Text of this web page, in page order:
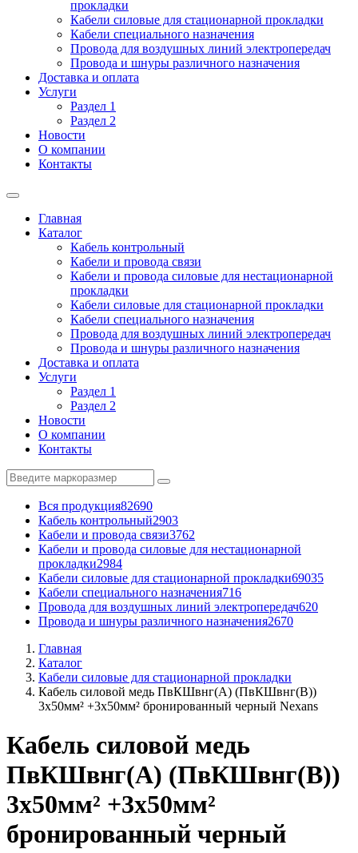
прокладки
Кабели силовые для стационарной прокладки
Кабели специального назначения
Провода для воздушных линий электропередач
Провода и шнуры различного назначения
Доставка и оплата
Услуги
Раздел 1
Раздел 2
Новости
О компании
Контакты
Главная
Каталог
Кабель контрольный
Кабели и провода связи
Кабели и провода силовые для нестационарной
прокладки
Кабели силовые для стационарной прокладки
Кабели специального назначения
Провода для воздушных линий электропередач
Провода и шнуры различного назначения
Доставка и оплата
Услуги
Раздел 1
Раздел 2
Новости
О компании
Контакты
Вся продукция82690
Кабель контрольный2903
Кабели и провода связи3762
Кабели и провода силовые для нестационарной
прокладки2984
Кабели силовые для стационарной прокладки69035
Кабели специального назначения716
Провода для воздушных линий электропередач620
Провода и шнуры различного назначения2670
Главная
Каталог
Кабели силовые для стационарной прокладки
Кабель силовой медь ПвКШвнг(А) (ПвКШвнг(B))
3x50мм² +3x50мм² бронированный черный Nexans
Кабель силовой медь
ПвКШвнг(А) (ПвКШвнг(B))
3x50мм² +3x50мм²
бронированный черный